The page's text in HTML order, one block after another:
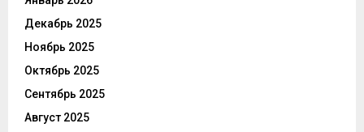
Декабрь 2025
Ноябрь 2025
Октябрь 2025
Сентябрь 2025
Август 2025